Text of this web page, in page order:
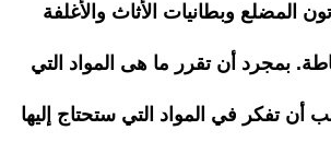
المضلع وبطانيات الأثاث والأغلفة
بمجرد أن تقرر ما هى المواد التي
أن تفكر في المواد التي ستحتاج إليها